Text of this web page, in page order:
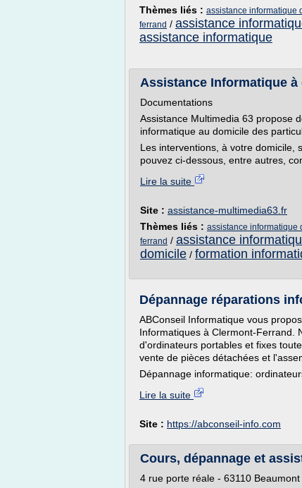
Thèmes liés : assistance informatique
ferrand / assistance
assistance informatique
Assistance Informatique
Documentations
Assistance Multimedia 63 propose
informatique au domicile des
Les interventions, à votre domicile,
pouvez ci-dessous, entre autres,
Lire la suite
Site : assistance-multimedia63.fr
Thèmes liés : assistance informatique
ferrand / assistance
domicile / formation
Dépannage réparations
ABConseil Informatique vous
Informatiques à Clermont-Ferrand.
d'ordinateurs portables et fixes
vente de pièces détachées et
Dépannage informatique:
Lire la suite
Site : https://abconseil-info.com
Cours, dépannage et
4 rue porte réale - 63110 Beaumont